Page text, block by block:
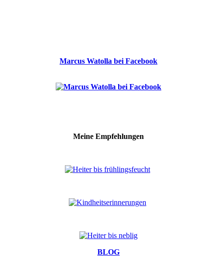
Marcus Watolla bei Facebook
Meine Empfehlungen
BLOG